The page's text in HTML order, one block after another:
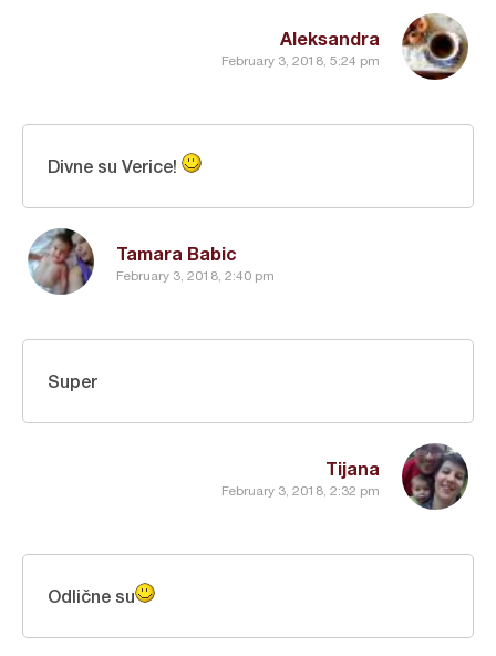
Aleksandra
February 3, 2018, 5:24 pm
Tamara Babic
February 3, 2018, 2:40 pm
Divne su Verice!
Tijana
February 3, 2018, 2:32 pm
Super
Odlične su